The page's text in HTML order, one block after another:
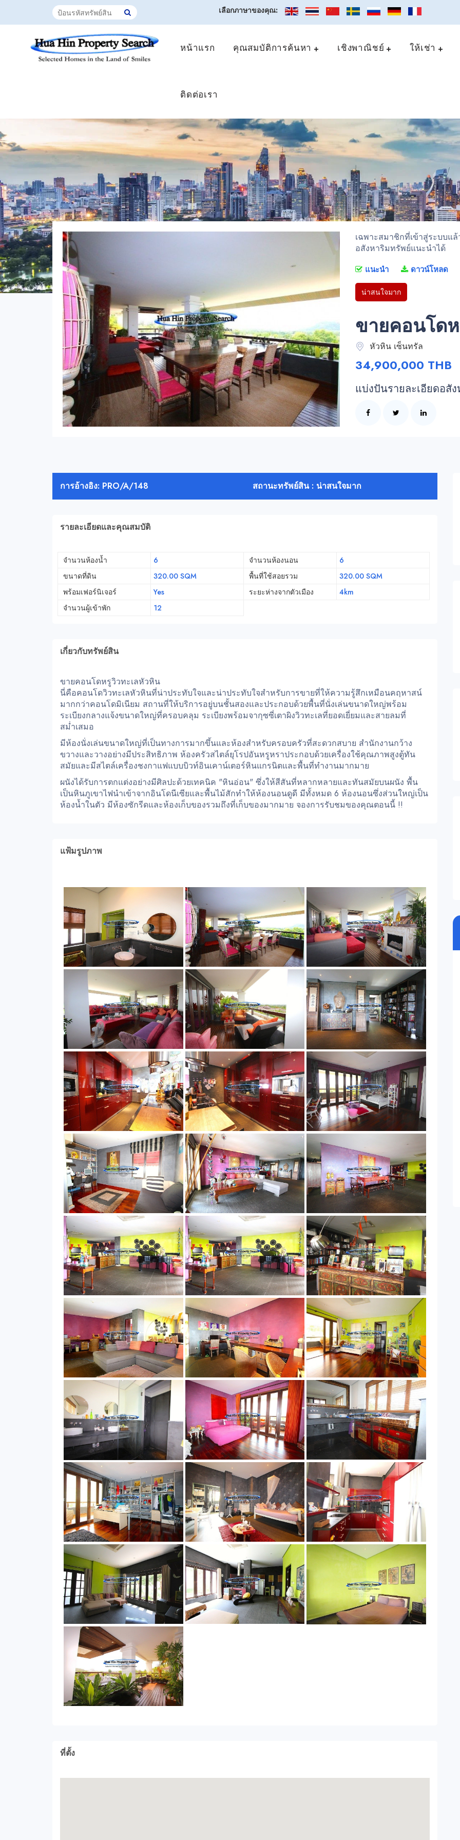
เลือกภาษาของคุณ:
หน้าแรก คุณสมบัติการค้นหา เชิงพาณิชย์ ให้เช่า
ติดต่อเรา
เฉพาะสมาชิกที่เข้าสู่ระบบแ
อสังหาริมทรัพย์แนะนำได้
แนะนำ ดาวน์โหลด
น่าสนใจมาก
ขายคอนโด
หัวหิน เซ็นทรัล
34,900,000 THB
แบ่งปันรายละเอียดอสั
การอ้างอิง: PRO/A/148 สถานะทรัพย์สิน : น่าสนใจมาก
รายละเอียดและคุณสมบัติ
จำนวนห้องน้ำ 6 จำนวนห้องนอน
6
ขนาดที่ดิน
320.00 SQM พื้นที่ใช้สอยรวม
320.00 SQM
พร้อมเฟอร์นิเจอร์
Yes ระยะห่างจากตัวเมือง
4km
จำนวนผู้เข้าพัก
12
เกี่ยวกับทรัพย์สิน
ขายคอนโดหรูวิวทะเลหัวหิน
นี่คือคอนโดวิวทะเลหัวหินที่น่าประทับใจและน่าประทับใจสำหรับการขายที่ให้ความรู้สึกเหมือนคฤหาสน์
มากกว่าคอนโดมิเนียม สถานที่ให้บริการอยู่บนชั้นสองและประกอบด้วยพื้นที่นั่งเล่นขนาดใหญ่พร้อม
ระเบียงกลางแจ้งขนาดใหญ่ที่ครอบคลุม ระเบียงพร้อมจากุซซี่เตาผิงวิวทะเลที่ยอดเยี่ยมและสายลมที่
สม่ำเสมอ
มีห้องนั่งเล่นขนาดใหญ่ที่เป็นทางการมากขึ้นและห้องสำหรับครอบครัวที่สะดวกสบาย สำนักงานกว้าง
ขวางและวางอย่างมีประสิทธิภาพ ห้องครัวสไตล์ยุโรปอันหรูหราประกอบด้วยเครื่องใช้คุณภาพสูงตู้ทัน
สมัยและมีสไตล์เครื่องชงกาแฟแบบบิวท์อินเคาน์เตอร์หินแกรนิตและพื้นที่ทำงานมากมาย
ผนังได้รับการตกแต่งอย่างมีศิลปะด้วยเทคนิค "หินอ่อน" ซึ่งให้สีสันที่หลากหลายและทันสมัยบนผนัง พื้น
เป็นหินภูเขาไฟนำเข้าจากอินโดนีเซียและพื้นไม้สักทำให้ห้องนอนดูดี มีทั้งหมด 6 ห้องนอนซึ่งส่วนใหญ่เป็น
ห้องน้ำในตัว มีห้องซักรีดและห้องเก็บของรวมถึงที่เก็บของมากมาย จองการรับชมของคุณตอนนี้ !!
แฟ้มรูปภาพ
ที่ตั้ง